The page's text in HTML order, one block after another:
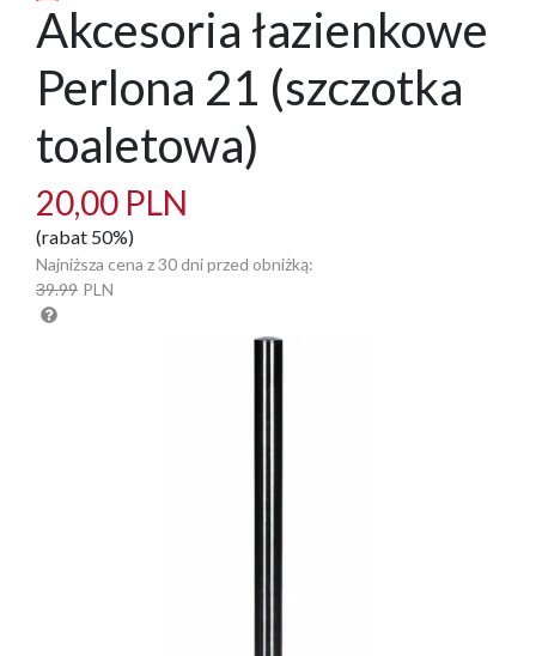
Akcesoria łazienkowe
Perlona 21 (szczotka
toaletowa)
20,00 PLN
(rabat 50%)
Najniższa cena z 30 dni przed obniżką:
39.99 PLN